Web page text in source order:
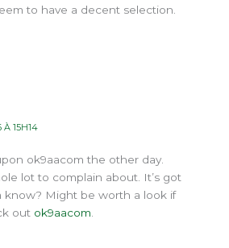
to have a decent selection.
À 15H14
ok9aacom the other day.
lot to complain about. It’s got
know? Might be worth a look if
out ok9aacom